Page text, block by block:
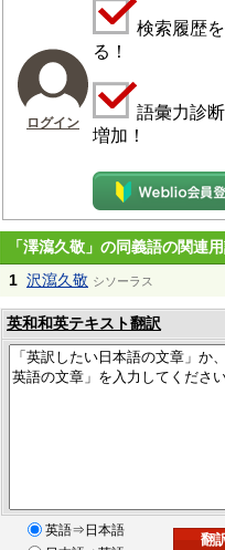
ログイン
検索履歴
る！
語彙力診
増加！
「澤瀉久敬」の同義語の関連
1 沢瀉久敬 シソーラス
英和和英テキスト翻訳
英語⇒日本語